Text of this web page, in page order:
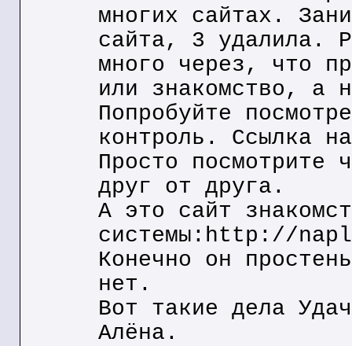
многих сайтах.
сайта, 3 удалила.
много через, что
или знакомство, а
Попробуйте
контроль. Ссылка
Просто посмотрите
друг от друга.
А это сайт
системы:http://
Конечно он
нет.
Вот такие дела
Алёна.